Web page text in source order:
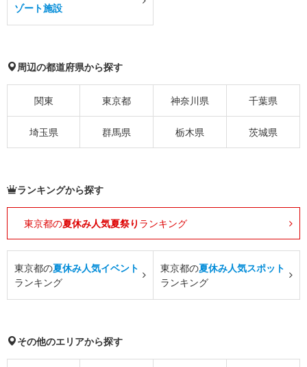
ゾート施設
周辺の都道府県から探す
関東 東京都 神奈川県 千葉県
埼玉県 群馬県 栃木県 茨城県
ランキングから探す
東京都の夏休み人気夏祭り ランキング
東京都の夏休み人気イベント
ランキング
東京都の夏休み人気スポット
ランキング
その他のエリアから探す